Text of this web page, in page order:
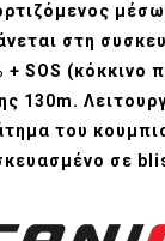
στη
+ SOS (κόκκινο
130m.
του
σε